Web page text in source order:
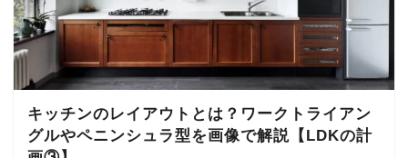
キッチンのレイアウトとは？ワークトライアン
グルやペニンシュラ型を画像で解説【LDKの計